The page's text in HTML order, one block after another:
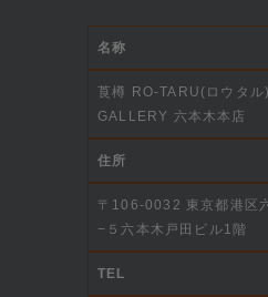
名称
莨樽 RO-TARU(ロウタ
GALLERY 六本木本店
住所
〒106-0032 東京都港区
−５六本木戸田ビル1階
TEL